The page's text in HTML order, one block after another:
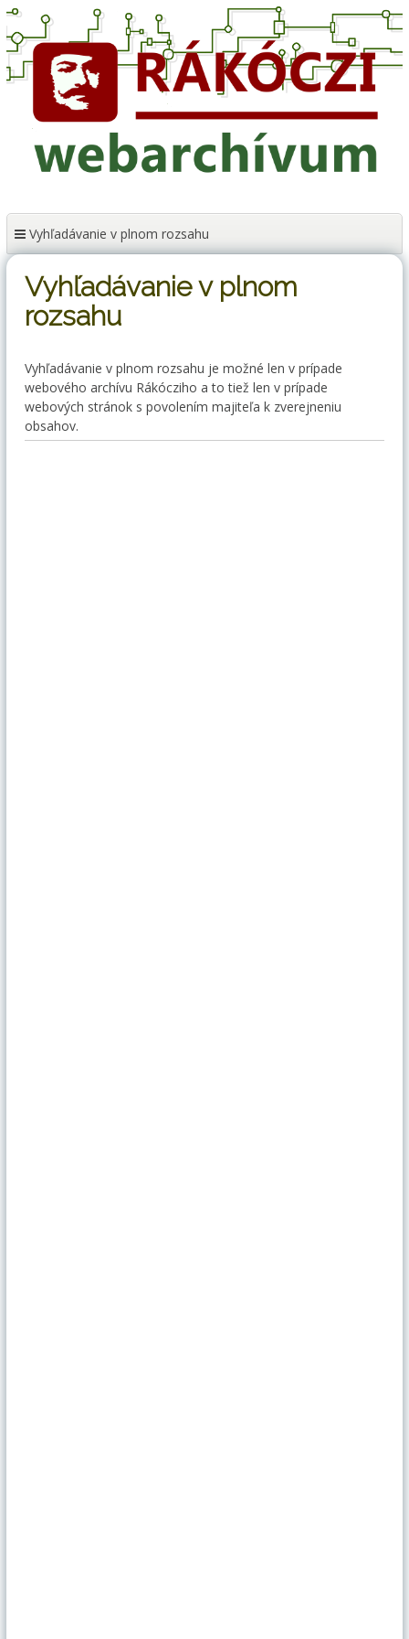
Preskočiť
na
obsah
Vyhľadávanie v plnom rozsahu
Vyhľadávanie v plnom
rozsahu
Vyhľadávanie v plnom rozsahu je možné len v prípade
webového archívu Rákócziho a to tiež len v prípade
webových stránok s povolením majiteľa k zverejneniu
obsahov.